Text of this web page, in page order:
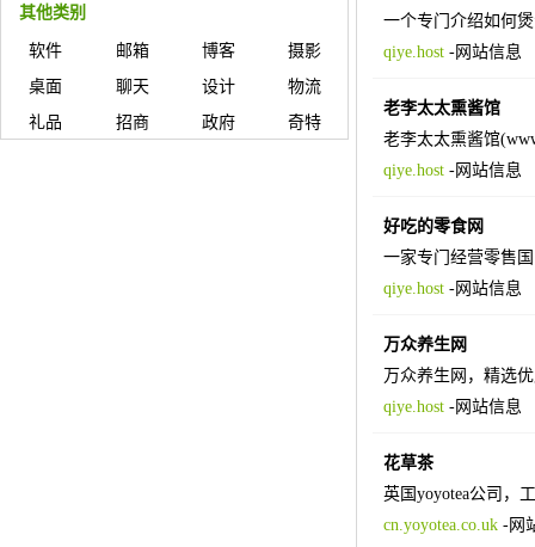
其他类别
软件 邮箱 博客
摄影
桌面
聊天 设计
物流
礼品
招商 政府 奇特
一个专门介绍如何
qiye.host-网站信息
老李太太熏酱馆
老李太太熏酱馆
qiye.host-网站信息
好吃的零食网
一家专门经营零售
qiye.host-网站信息
万众养生网
万众养生网，精选
qiye.host-网站信息
花草茶
英国yoyotea公司，
cn.yoyotea.co.uk-网